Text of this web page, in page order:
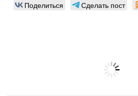
Поделиться Сделать пост